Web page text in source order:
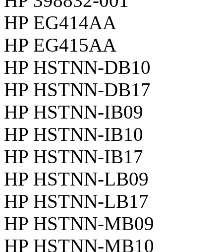
HP EG414AA
HP EG415AA
HP HSTNN-DB10
HP HSTNN-DB17
HP HSTNN-IB09
HP HSTNN-IB10
HP HSTNN-IB17
HP HSTNN-LB09
HP HSTNN-LB17
HP HSTNN-MB09
HP HSTNN-MB10